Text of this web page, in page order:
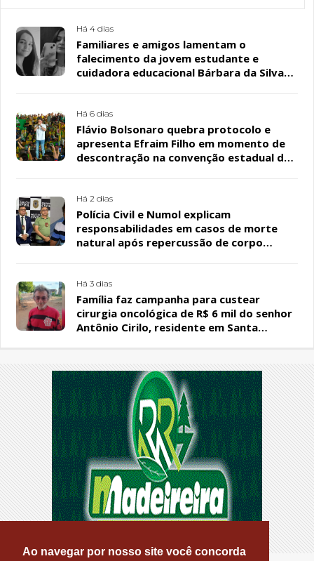
Ao navegar por nosso site você concorda
Há 4 dias
Familiares e amigos lamentam o
falecimento da jovem estudante e
cuidadora educacional Bárbara da Silva
Há 6 dias
Flávio Bolsonaro quebra protocolo e
apresenta Efraim Filho em momento de
descontração na convenção estadual do
Há 2 dias
Polícia Civil e Numol explicam
responsabilidades em casos de morte
natural após repercussão de corpo
Há 3 dias
Família faz campanha para custear
cirurgia oncológica de R$ 6 mil do senhor
Antônio Cirilo, residente em Santa